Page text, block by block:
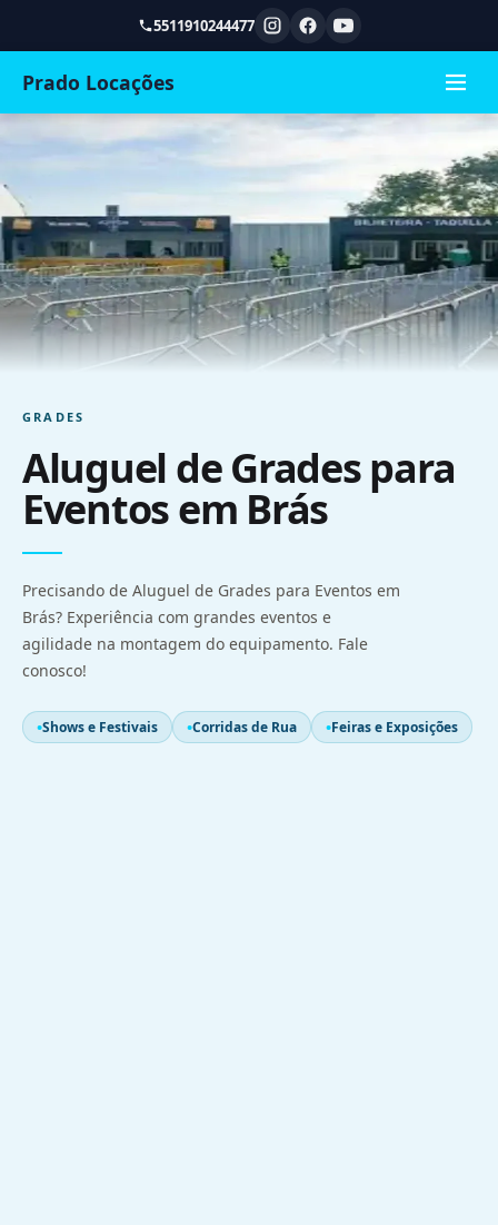
5511910244477
Prado Locações
GRADES
Aluguel de Grades para
Eventos em Brás
Precisando de Aluguel de Grades para Eventos em
Brás? Experiência com grandes eventos e
agilidade na montagem do equipamento. Fale
conosco!
Shows e Festivais Corridas de Rua Feiras e Exposições